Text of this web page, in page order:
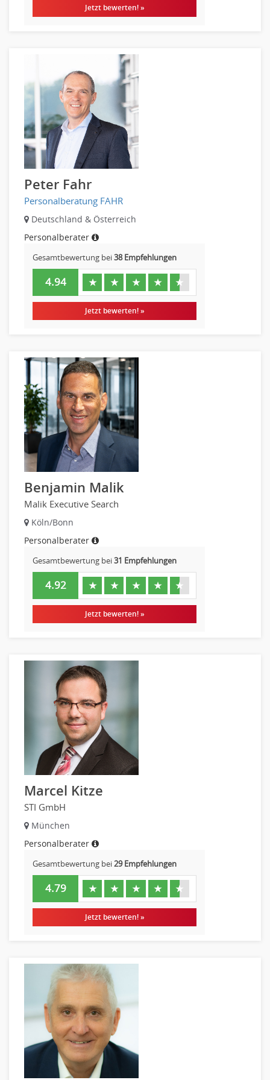
Jetzt bewerten! »
Peter Fahr
Personalberatung FAHR
Deutschland & Österreich
Personalberater
Gesamtbewertung bei38 Empfehlungen
4.94 ★ ★ ★ ★ ★
Jetzt bewerten! »
Benjamin Malik
Malik Executive Search
Köln/Bonn
Personalberater
Gesamtbewertung bei31 Empfehlungen
4.92 ★ ★ ★ ★ ★
Jetzt bewerten! »
Marcel Kitze
STI GmbH
München
Personalberater
Gesamtbewertung bei29 Empfehlungen
4.79 ★ ★ ★ ★ ★
Jetzt bewerten! »